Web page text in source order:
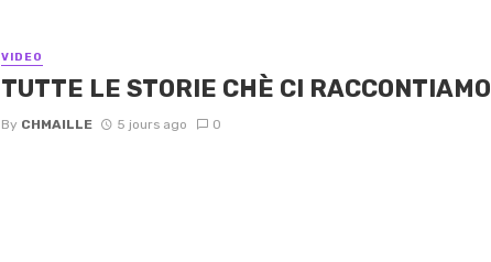
VIDEO
TUTTE LE STORIE CHÈ CI RACCONTIAMO
By CHMAILLE 5 jours ago 0